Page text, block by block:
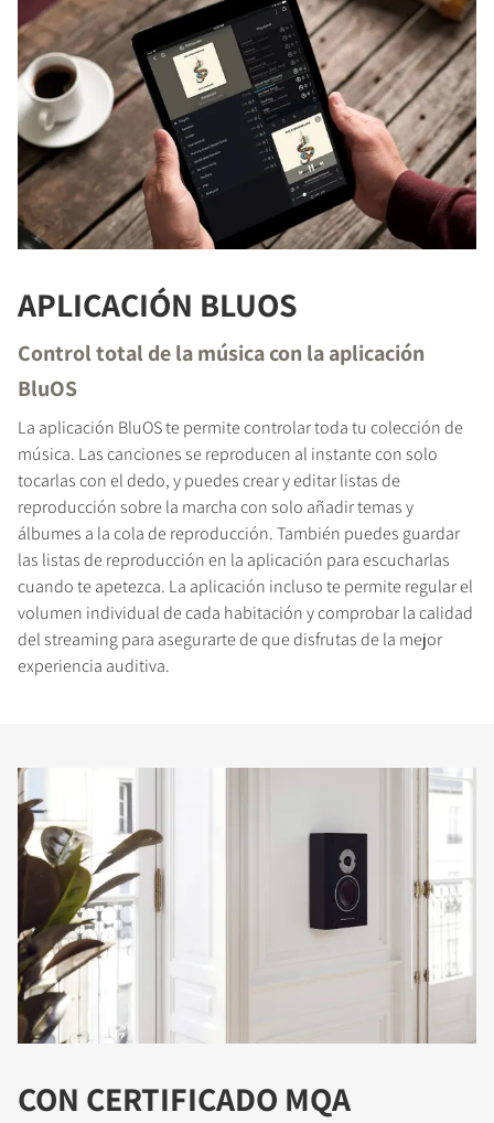
APLICACIÓN BLUOS
Control total de la música con la aplicación
BluOS
La aplicación BluOS te permite controlar toda tu colección de
música. Las canciones se reproducen al instante con solo
tocarlas con el dedo, y puedes crear y editar listas de
reproducción sobre la marcha con solo añadir temas y
álbumes a la cola de reproducción. También puedes guardar
las listas de reproducción en la aplicación para escucharlas
cuando te apetezca. La aplicación incluso te permite regular el
volumen individual de cada habitación y comprobar la calidad
del streaming para asegurarte de que disfrutas de la mejor
experiencia auditiva.
CON CERTIFICADO MQA